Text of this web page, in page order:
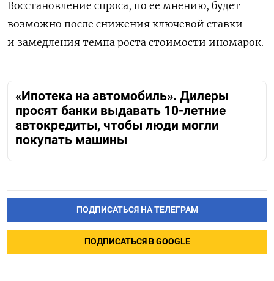
Восстановление спроса, по ее мнению, будет
возможно после снижения ключевой ставки
и замедления темпа роста стоимости иномарок.
«Ипотека на автомобиль». Дилеры
просят банки выдавать 10-летние
автокредиты, чтобы люди могли
покупать машины
ПОДПИСАТЬСЯ НА ТЕЛЕГРАМ
ПОДПИСАТЬСЯ В GOOGLE